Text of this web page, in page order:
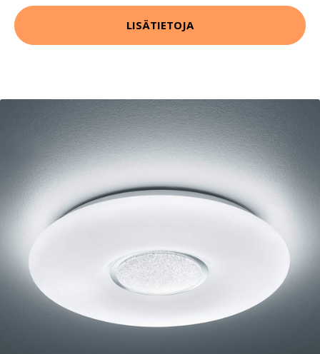
LISÄTIETOJA